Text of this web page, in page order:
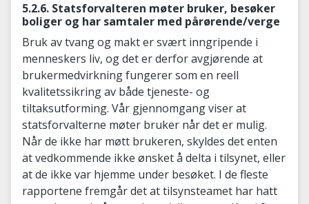
5.2.6. Statsforvalteren møter bruker, besøker
boliger og har samtaler med pårørende/verge
Bruk av tvang og makt er svært inngripende i
menneskers liv, og det er derfor avgjørende at
brukermedvirkning fungerer som en reell
kvalitetssikring av både tjeneste- og
tiltaksutforming. Vår gjennomgang viser at
statsforvalterne møter bruker når det er mulig.
Når de ikke har møtt brukeren, skyldes det enten
at vedkommende ikke ønsket å delta i tilsynet, eller
at de ikke var hjemme under besøket. I de fleste
rapportene fremgår det at tilsynsteamet har hatt